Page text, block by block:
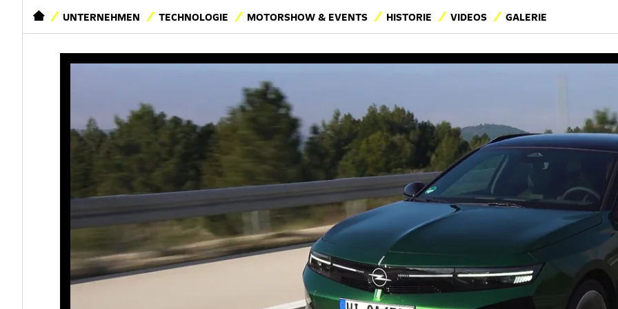
STARTSEITEUNTERNEHMEN TECHNOLOGIE MOTORSHOW & EVENTS HISTORIE VIDEOS GALERIE